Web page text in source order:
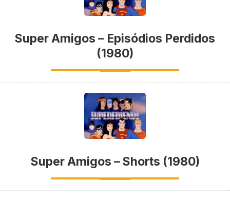
Super Amigos – Episódios Perdidos
(1980)
Super Amigos – Shorts (1980)